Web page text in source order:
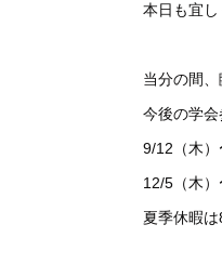
本日も宜し
当分の間、
今後の学会
9/12（木）
12/5（木）
夏季休暇